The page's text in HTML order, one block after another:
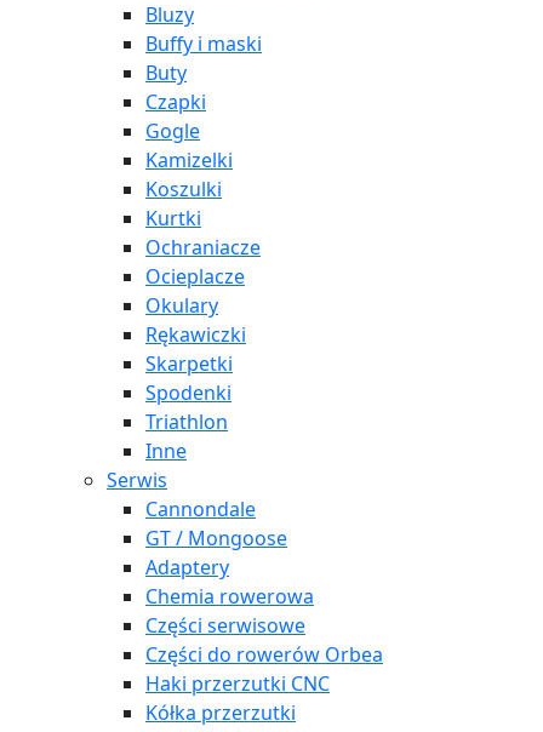
Bluzy
Buffy i maski
Buty
Czapki
Gogle
Kamizelki
Koszulki
Kurtki
Ochraniacze
Ocieplacze
Okulary
Rękawiczki
Skarpetki
Spodenki
Triathlon
Inne
Serwis
Cannondale
GT / Mongoose
Adaptery
Chemia rowerowa
Części serwisowe
Części do rowerów Orbea
Haki przerzutki CNC
Kółka przerzutki